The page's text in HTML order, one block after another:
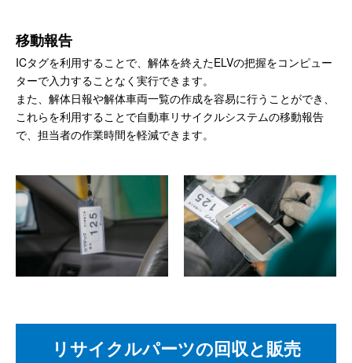
移動報告
ICタグを利用することで、解体を終えたELVの把握をコンピュー
ターで入力することなく実行できます。
また、解体日報や解体車両一覧の作成を容易に行うことができ、
これらを利用することで自動車リサイクルシステムの移動報告
で、担当者の作業時間を軽減できます。
リサイクルパーツの回収と販売